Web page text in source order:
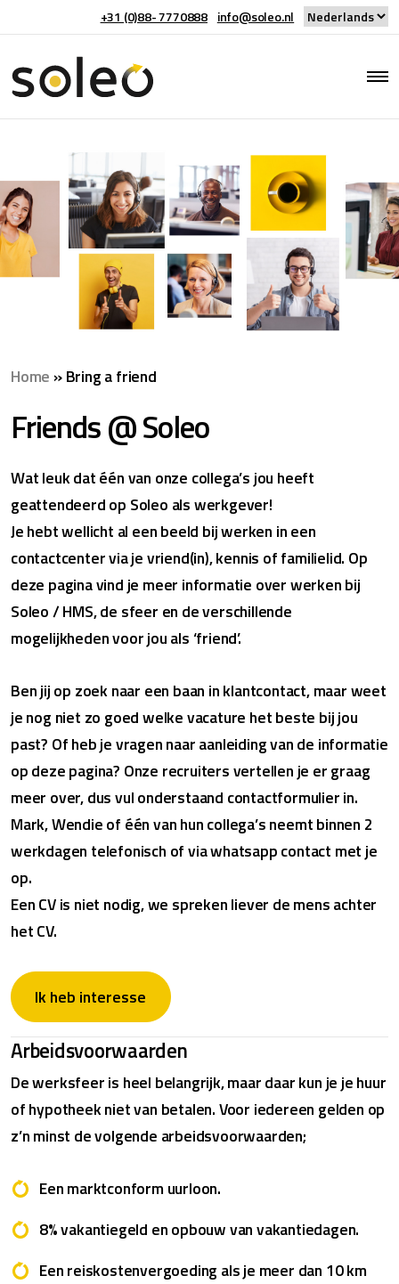
+31 (0)88- 7770888 info@soleo.nl
Home »Bring a friend
Friends @ Soleo
Wat leuk dat één van onze collega’s jou heeft
geattendeerd op Soleo als werkgever!
Je hebt wellicht al een beeld bij werken in een
contactcenter via je vriend(in), kennis of familielid. Op
deze pagina vind je meer informatie over werken bij
Soleo / HMS, de sfeer en de verschillende
mogelijkheden voor jou als ‘friend’.
Ben jij op zoek naar een baan in klantcontact, maar weet
je nog niet zo goed welke vacature het beste bij jou
past? Of heb je vragen naar aanleiding van de informatie
op deze pagina? Onze recruiters vertellen je er graag
meer over, dus vul onderstaand contactformulier in.
Mark, Wendie of één van hun collega’s neemt binnen 2
werkdagen telefonisch of via whatsapp contact met je
op.
Een CV is niet nodig, we spreken liever de mens achter
het CV.
Ik heb interesse
Arbeidsvoorwaarden
De werksfeer is heel belangrijk, maar daar kun je je huur
of hypotheek niet van betalen. Voor iedereen gelden op
z’n minst de volgende arbeidsvoorwaarden;
Een marktconform uurloon.
8% vakantiegeld en opbouw van vakantiedagen.
Een reiskostenvergoeding als je meer dan 10 km